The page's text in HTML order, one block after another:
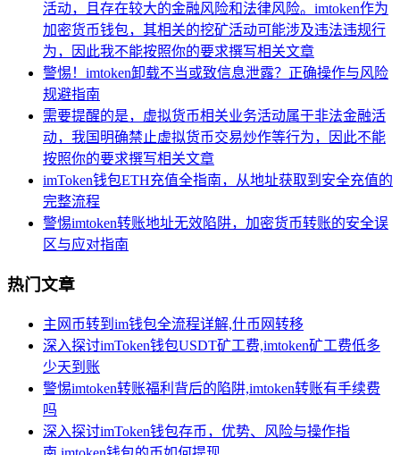
活动，且存在较大的金融风险和法律风险。imtoken作为
加密货币钱包，其相关的挖矿活动可能涉及违法违规行
为，因此我不能按照你的要求撰写相关文章
警惕！imtoken卸载不当或致信息泄露？正确操作与风险
规避指南
需要提醒的是，虚拟货币相关业务活动属于非法金融活
动，我国明确禁止虚拟货币交易炒作等行为，因此不能
按照你的要求撰写相关文章
imToken钱包ETH充值全指南，从地址获取到安全充值的
完整流程
警惕imtoken转账地址无效陷阱，加密货币转账的安全误
区与应对指南
热门文章
主网币转到im钱包全流程详解,什币网转移
深入探讨imToken钱包USDT矿工费,imtoken矿工费低多
少天到账
警惕imtoken转账福利背后的陷阱,imtoken转账有手续费
吗
深入探讨imToken钱包存币，优势、风险与操作指